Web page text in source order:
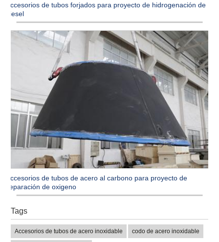
Accesorios de tubos forjados para proyecto de hidrogenación de
diesel
Accesorios de tubos de acero al carbono para proyecto de
separación de oxigeno
Tags
Accesorios de tubos de acero inoxidable codo de acero inoxidable